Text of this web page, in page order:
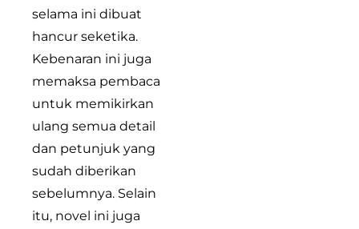
selama ini dibuat
hancur seketika.
Kebenaran ini juga
memaksa pembaca
untuk memikirkan
ulang semua detail
dan petunjuk yang
sudah diberikan
sebelumnya. Selain
itu, novel ini juga